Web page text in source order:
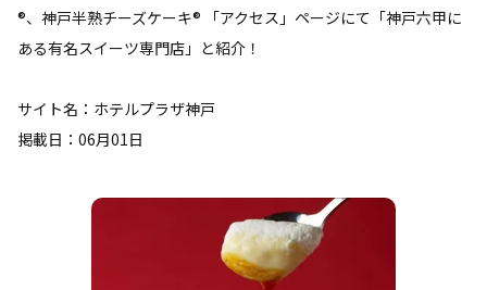
®、神戸半熟チーズケーキ® 「アクセス」ページにて「神戸六甲に
ある有名スイーツ専門店」と紹介！
サイト名：ホテルプラザ神戸
掲載日：06月01日